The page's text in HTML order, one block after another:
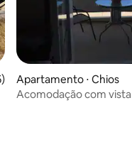
avaliação média de 5,
Apartamento ⋅ Chios
Acomodação com